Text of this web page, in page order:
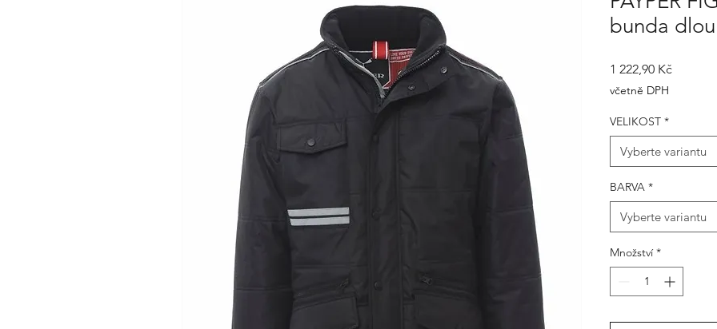
bunda
1 222,90 KčCena
včetně DPH
VELIKOST *
Vyberte variantu
BARVA *
Vyberte variantu
Množství *